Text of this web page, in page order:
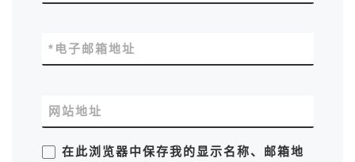
电子邮箱地址
*
网站地址
在此浏览器中保存我的显示名称、邮箱地